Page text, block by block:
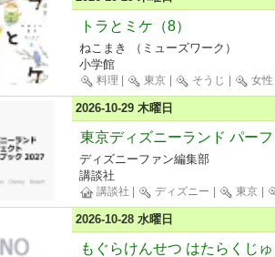
トラとミケ（8）
ねこまき （ミューズワーク）
小学館
料理 東京 そうじ 女性
2026-10-29 木曜日
東京ディズニーランド パー
ディズニーファン編集部
講談社
講談社 ディズニー 東京
2026-10-28 水曜日
もぐらけんせつ はたらくじ